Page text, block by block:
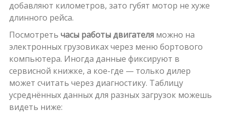
добавляют километров, зато губят мотор не хуже
длинного рейса.
Посмотреть часы работы двигателяможно на
электронных грузовиках через меню бортового
компьютера. Иногда данные фиксируют в
сервисной книжке, а кое-где — только дилер
может считать через диагностику. Таблицу
усреднённых данных для разных загрузок можешь
видеть ниже: